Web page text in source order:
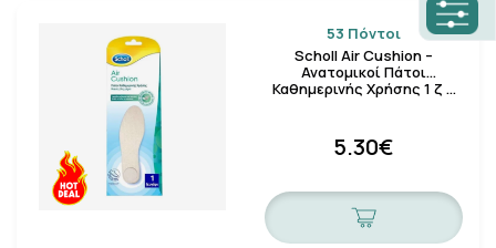
53 Πόντοι
Scholl Air Cushion –
Ανατομικοί Πάτοι
Καθημερινής Χρήσης 1 ζ …
5.30€
Καλώς ήλθατε! ×
Το Hapillbox άλλαξε, εάν είστε εγγεγραμμένος
πελάτης μας, παρακαλούμε πατήστε
επανενεργοποίηση του λογαριασμού σας.
Ενεργοποίηση του λογαριασμού